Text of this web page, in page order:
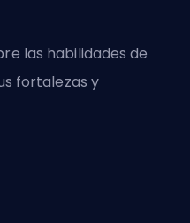
las habilidades de
fortalezas y